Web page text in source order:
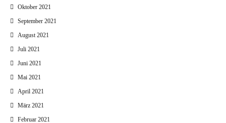
Oktober 2021
September 2021
August 2021
Juli 2021
Juni 2021
Mai 2021
April 2021
März 2021
Februar 2021